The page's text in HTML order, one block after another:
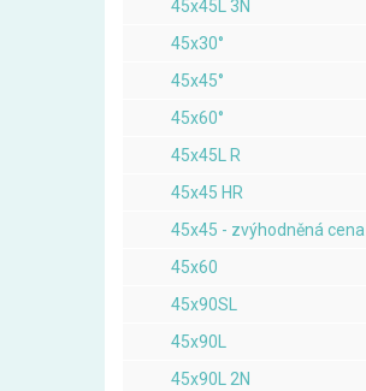
45x45L 3N
45x30°
45x45°
45x60°
45x45L R
45x45 HR
45x45 - zvýhodněná cena
45x60
45x90SL
45x90L
45x90L 2N